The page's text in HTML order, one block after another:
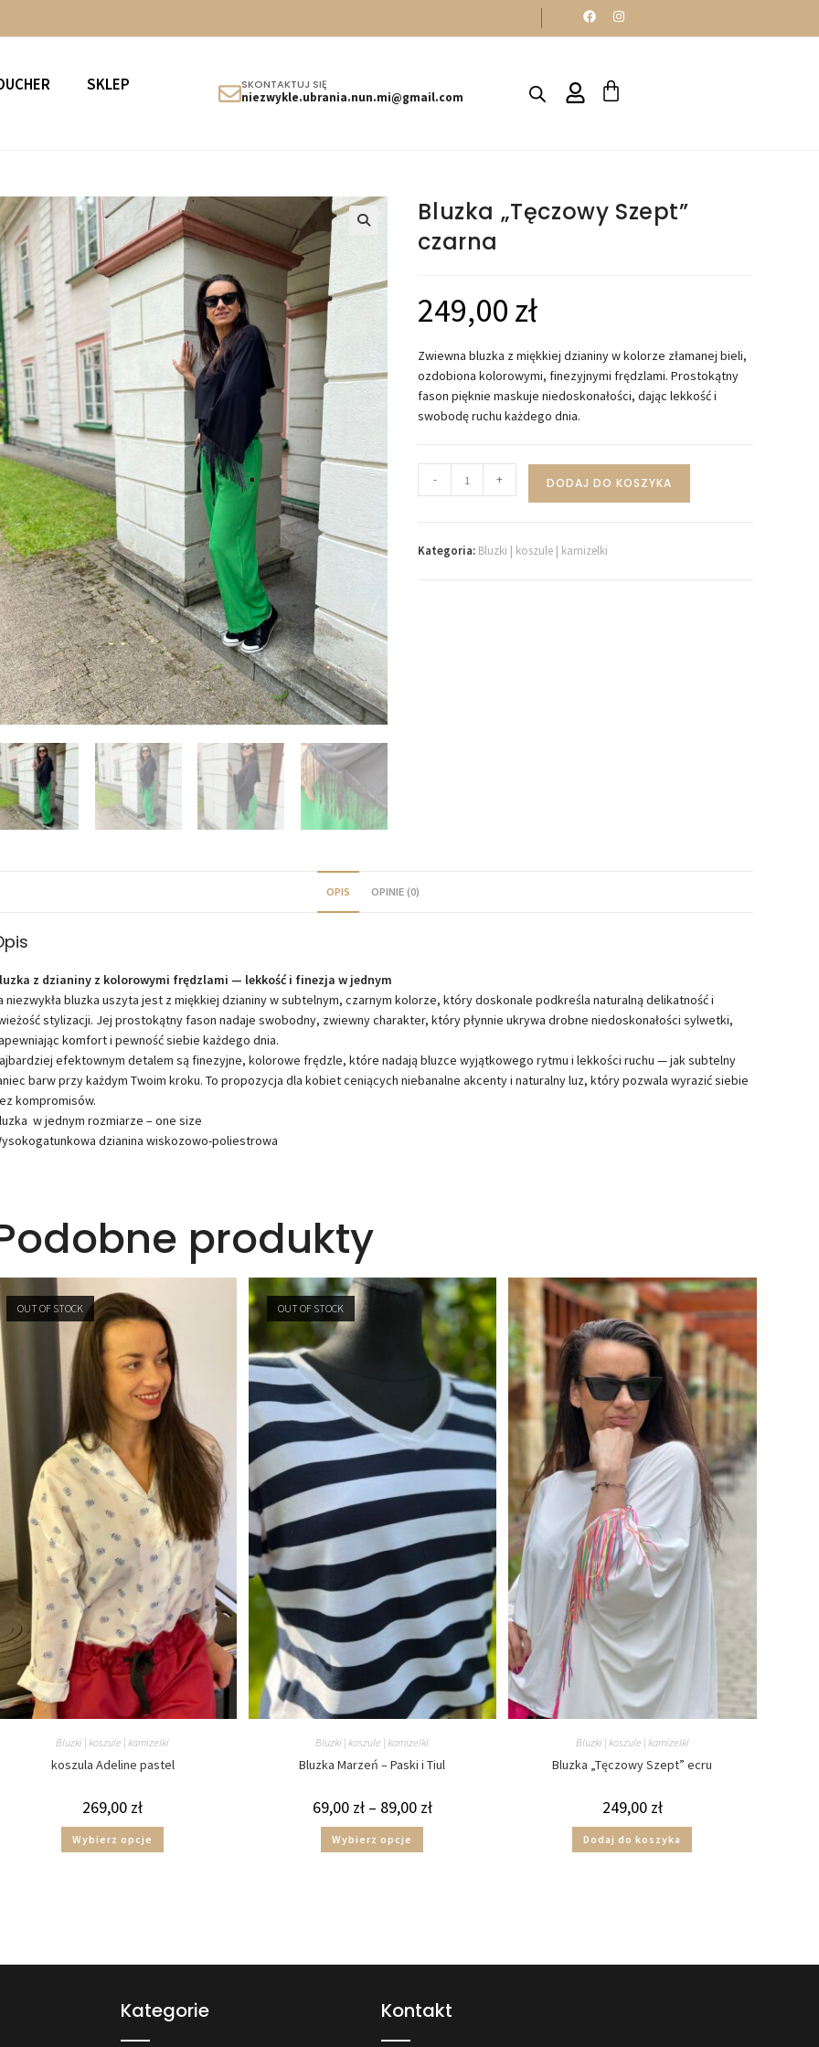
SKLEP
SKONTAKTUJ SIĘ
niezwykle.ubrania.nun.mi@gmail.com
Bluzka „Tęczowy Szept”
czarna
249,00 zł
Zwiewna bluzka z miękkiej dzianiny w kolorze złamanej bieli,
ozdobiona kolorowymi, finezyjnymi frędzlami. Prostokątny
fason pięknie maskuje niedoskonałości, dając lekkość i
swobodę ruchu każdego dnia.
- + DODAJ DO KOSZYKA
Kategoria: Bluzki | koszule | kamizelki
OPIS OPINIE (0)
z dzianiny z kolorowymi frędzlami — lekkość i finezja w jednym
niezwykła bluzka uszyta jest z miękkiej dzianiny w subtelnym, czarnym kolorze, który doskonale podkreśla naturalną delikatność i
stylizacji. Jej prostokątny fason nadaje swobodny, zwiewny charakter, który płynnie ukrywa drobne niedoskonałości sylwetki,
komfort i pewność siebie każdego dnia.
efektownym detalem są finezyjne, kolorowe frędzle, które nadają bluzce wyjątkowego rytmu i lekkości ruchu — jak subtelny
barw przy każdym Twoim kroku. To propozycja dla kobiet ceniących niebanalne akcenty i naturalny luz, który pozwala wyrazić siebie
kompromisów.
w jednym rozmiarze – one size
dzianina wiskozowo-poliestrowa
produkty
OUT OF STOCK
Bluzki | koszule | kamizelki
koszula Adeline pastel
269,00 zł
Wybierz opcje
OUT OF STOCK
Bluzki | koszule | kamizelki
Bluzka Marzeń – Paski i Tiul
69,00 zł – 89,00 zł
Wybierz opcje
Bluzki | koszule | kamizelki
Bluzka „Tęczowy Szept” ecru
249,00 zł
Dodaj do koszyka
Kategorie Kontakt